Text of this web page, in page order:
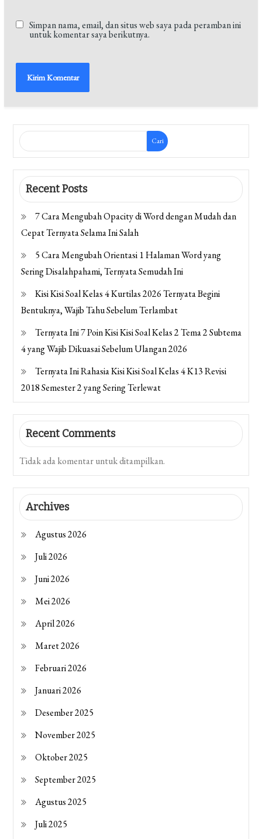
Simpan nama, email, dan situs web saya pada peramban ini
untuk komentar saya berikutnya.
Cari
Recent Posts
7 Cara Mengubah Opacity di Word dengan Mudah dan
Cepat Ternyata Selama Ini Salah
5 Cara Mengubah Orientasi 1 Halaman Word yang
Sering Disalahpahami, Ternyata Semudah Ini
Kisi Kisi Soal Kelas 4 Kurtilas 2026 Ternyata Begini
Bentuknya, Wajib Tahu Sebelum Terlambat
Ternyata Ini 7 Poin Kisi Kisi Soal Kelas 2 Tema 2 Subtema
4 yang Wajib Dikuasai Sebelum Ulangan 2026
Ternyata Ini Rahasia Kisi Kisi Soal Kelas 4 K13 Revisi
2018 Semester 2 yang Sering Terlewat
Recent Comments
Tidak ada komentar untuk ditampilkan.
Archives
Agustus 2026
Juli 2026
Juni 2026
Mei 2026
April 2026
Maret 2026
Februari 2026
Januari 2026
Desember 2025
November 2025
Oktober 2025
September 2025
Agustus 2025
Juli 2025